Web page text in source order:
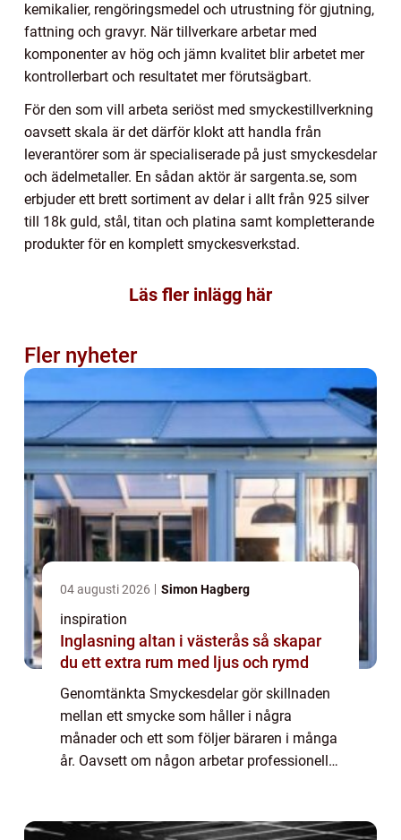
kemikalier, rengöringsmedel och utrustning för gjutning,
fattning och gravyr. När tillverkare arbetar med
komponenter av hög och jämn kvalitet blir arbetet mer
kontrollerbart och resultatet mer förutsägbart.
För den som vill arbeta seriöst med smyckestillverkning
oavsett skala är det därför klokt att handla från
leverantörer som är specialiserade på just smyckesdelar
och ädelmetaller. En sådan aktör är sargenta.se, som
erbjuder ett brett sortiment av delar i allt från 925 silver
till 18k guld, stål, titan och platina samt kompletterande
produkter för en komplett smyckesverkstad.
Läs fler inlägg här
Fler nyheter
04 augusti 2026 Simon Hagberg
inspiration
Inglasning altan i västerås så skapar
du ett extra rum med ljus och rymd
Genomtänkta Smyckesdelar gör skillnaden
mellan ett smycke som håller i några
månader och ett som följer bäraren i många
år. Oavsett om någon arbetar professionellt
dela...